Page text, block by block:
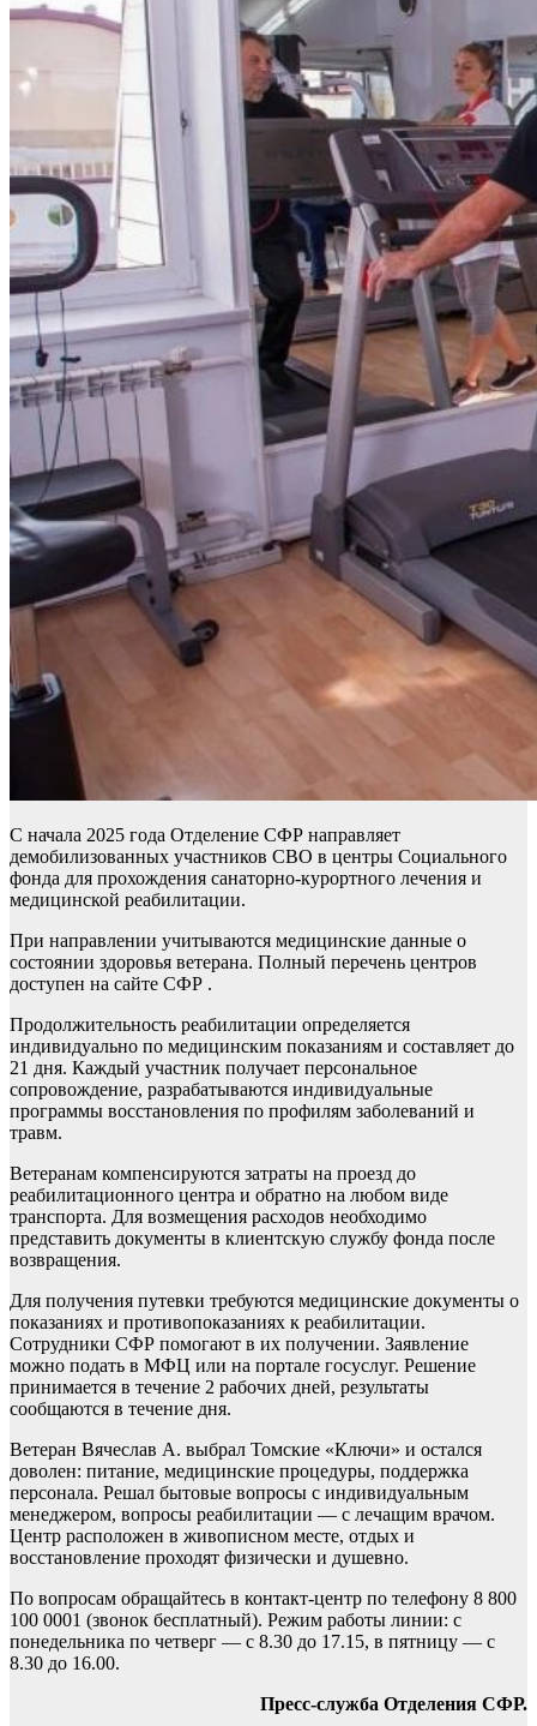
С начала 2025 года Отделение СФР направляет
демобилизованных участников СВО в центры Социального
фонда для прохождения санаторно-курортного лечения и
медицинской реабилитации.
При направлении учитываются медицинские данные о
состоянии здоровья ветерана. Полный перечень центров
доступен на сайте СФР .
Продолжительность реабилитации определяется
индивидуально по медицинским показаниям и составляет до
21 дня. Каждый участник получает персональное
сопровождение, разрабатываются индивидуальные
программы восстановления по профилям заболеваний и
травм.
Ветеранам компенсируются затраты на проезд до
реабилитационного центра и обратно на любом виде
транспорта. Для возмещения расходов необходимо
представить документы в клиентскую службу фонда после
возвращения.
Для получения путевки требуются медицинские документы о
показаниях и противопоказаниях к реабилитации.
Сотрудники СФР помогают в их получении. Заявление
можно подать в МФЦ или на портале госуслуг. Решение
принимается в течение 2 рабочих дней, результаты
сообщаются в течение дня.
Ветеран Вячеслав А. выбрал Томские «Ключи» и остался
доволен: питание, медицинские процедуры, поддержка
персонала. Решал бытовые вопросы с индивидуальным
менеджером, вопросы реабилитации — с лечащим врачом.
Центр расположен в живописном месте, отдых и
восстановление проходят физически и душевно.
По вопросам обращайтесь в контакт-центр по телефону 8 800
100 0001 (звонок бесплатный). Режим работы линии: с
понедельника по четверг — с 8.30 до 17.15, в пятницу — с
8.30 до 16.00.
Пресс-служба Отделения СФР.